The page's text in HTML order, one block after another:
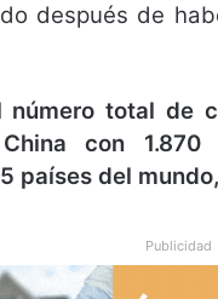
después de
total de
con
países del
Publicidad